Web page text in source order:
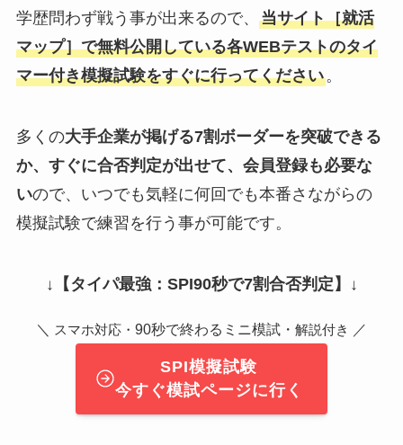
学歴問わず戦う事が出来るので、 当サイト［就活
マップ］で無料公開している各WEBテストのタイ
マー付き模擬試験をすぐに行ってください。
多くの大手企業が掲げる7割ボーダーを突破できる
か、すぐに合否判定が出せて、会員登録も必要な
いので、いつでも気軽に何回でも本番さながらの
模擬試験で練習を行う事が可能です。
↓ 【タイパ最強：SPI90秒で7割合否判定】 ↓
＼ スマホ対応・ 90秒で終わるミニ模試・ 解説付き ／
SPI模擬試験
今すぐ模試ページに行く